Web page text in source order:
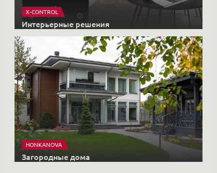
X-CONTROL
Интерьерные решения
HONKANOVA
Загородные дома